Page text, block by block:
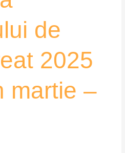
de
2025
martie –